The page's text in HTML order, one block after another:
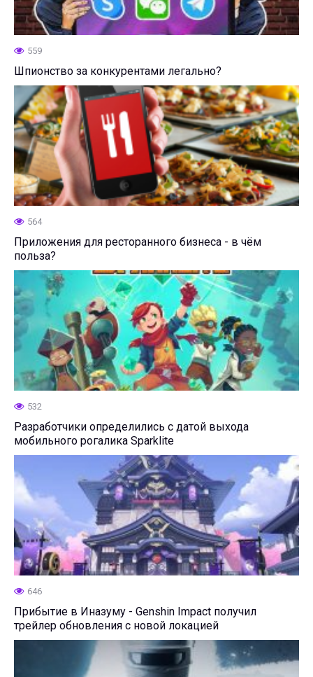
559
Шпионство за конкурентами легально?
564
Приложения для ресторанного бизнеса - в чём
польза?
532
Разработчики определились с датой выхода
мобильного рогалика Sparklite
646
Прибытие в Иназуму - Genshin Impact получил
трейлер обновления с новой локацией